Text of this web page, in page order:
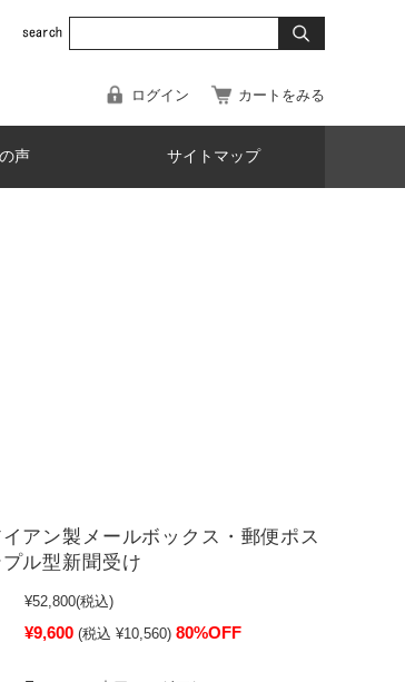
ログイン カートをみる
声 サイトマップ
イアン製メールボックス・郵便ポス
ル型新聞受け
¥52,800(税込)
¥9,600 (税込 ¥10,560) 80%OFF